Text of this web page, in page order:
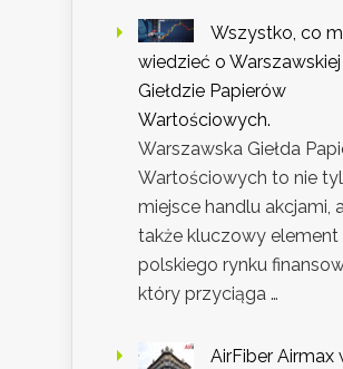
Wszystko, co
wiedzieć o Warszawskiej
Giełdzie Papierów
Wartościowych.
Warszawska Giełda
Wartościowych to nie
miejsce handlu akcjami,
także kluczowy element
polskiego rynku
który przyciąga …
AirFiber Airmax